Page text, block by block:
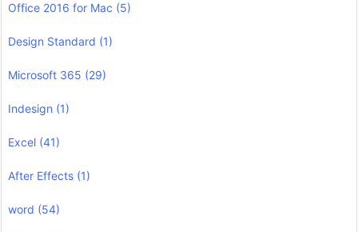
Office 2016 for Mac (5)
Design Standard (1)
Microsoft 365 (29)
Indesign (1)
Excel (41)
After Effects (1)
word (54)